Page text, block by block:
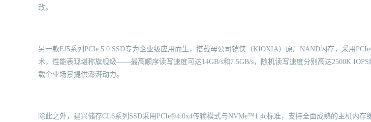
改。
另一款EJ5系列PCIe 5.0 SSD专为企业级应用而生，搭载母公司铠侠（KIOXIA）原厂NAND闪存，采用
术，性能表现堪称旗舰级——最高顺序读写速度可达14GB/s和7.5GB/s，随机读写速度分别高达2500K IOPS
载企业场景提供澎湃动力。
除此之外，建兴储存CL6系列SSD采用PCIe®4.0x4传输模式与NVMe™1.4c标准，支持全面成熟的主机内存